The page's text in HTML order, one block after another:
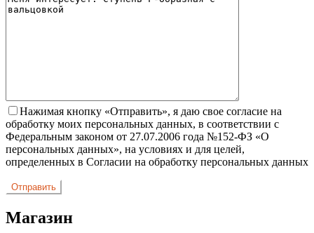
Нажимая кнопку «Отправить», я даю свое согласие на
обработку моих персональных данных, в соответствии с
Федеральным законом от 27.07.2006 года №152-ФЗ «О
персональных данных», на условиях и для целей,
определенных в Согласии на обработку персональных данных
Магазин